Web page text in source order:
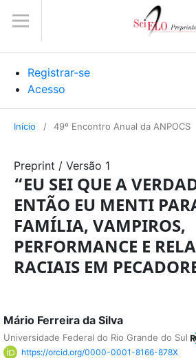
Registrar-se
Acesso
Início / 49º Encontro Anual da ANPOCS
Preprint / Versão 1
“EU SEI QUE A
ENTÃO EU MENTI
FAMÍLIA, VAMPIROS,
PERFORMANCE E
RACIAIS EM
Mário Ferreira da Silva
Universidade Federal do Rio Grande do Sul
https://orcid.org/0000-0001-8166-878X